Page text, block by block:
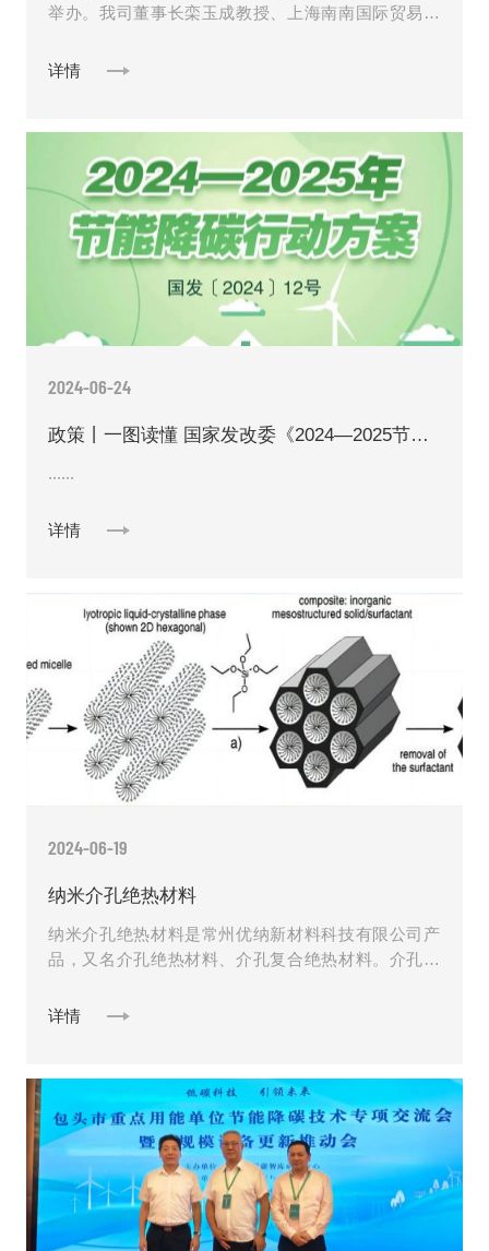
举办。我司董事长栾玉成教授、上海南南国际贸易促
公司总经理刘杰、......
详情
2024-06-24
政策丨一图读懂 国家发改委《2024—2025节能降碳行动方案》
......
详情
2024-06-19
纳米介孔绝热材料
纳米介孔绝热材料是常州优纳新材料科技有限公司产
品，又名介孔绝热材料、介孔复合绝热材料。介孔材
定，是指孔径在2–......
详情